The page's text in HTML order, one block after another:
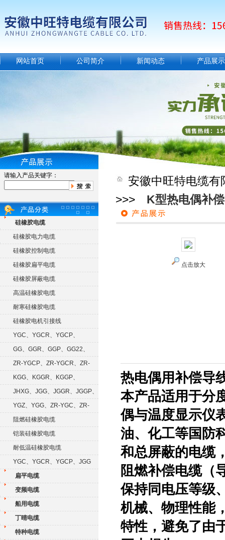
网站首页 公司简介 新闻动态 产品展示
请输入产品关键字：
硅橡胶电缆
硅橡胶电力电缆
硅橡胶控制电缆
硅橡胶扁平电缆
硅橡胶屏蔽电缆
高温硅橡胶电缆
耐寒硅橡胶电缆
硅橡胶电机引接线
YGC、YGCR、YGCP、
YGCRP
GG、GGR、GGP、GG22、
GGRP
ZR-YGCP、ZR-YGCR、ZR-
YGCRP
KGG、KGGR、KGGP、
KGGRP
JHXG、JGG、JGGR、JGGP、
JGGFYGZ、YGG、ZR-YGC、ZR-
KGG阻燃硅橡胶电缆
铠装硅橡胶电缆
耐低温硅橡胶电缆
YGC、YGCR、YGCP、JGG
扁平电缆
变频电缆
船用电缆
丁晴电缆
特种电缆
安徽中旺特电缆
>>> K型热电偶补
点击放大
热电偶用补偿导
本产品适用于分
偶与温度显示仪
油、化工等国防
和总屏蔽的电缆
阻燃补偿电缆（
保持同电压等级
机械、物理性能
特性，避免了由